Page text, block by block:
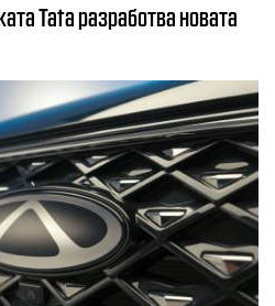
Tata разработва новата